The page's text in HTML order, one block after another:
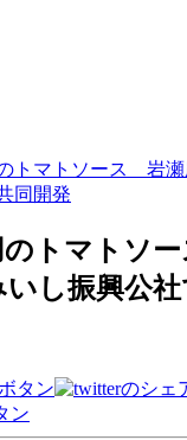
トマトソース 岩瀬
同開発
のトマトソ
し振興公